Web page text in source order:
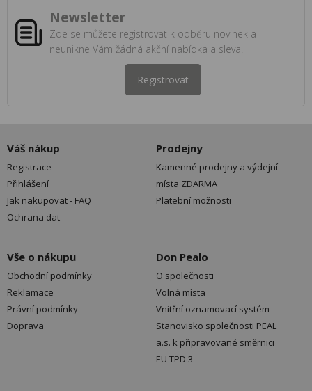
Newsletter
Zde se můžete registrovat k odběru novinek a
neunikne Vám žádná akční nabídka a sleva!
Registrovat
Váš nákup
Registrace
Přihlášení
Jak nakupovat - FAQ
Ochrana dat
Prodejny
Kamenné prodejny a výdejní
místa ZDARMA
Platební možnosti
Vše o nákupu
Obchodní podmínky
Reklamace
Právní podmínky
Doprava
Don Pealo
O společnosti
Volná místa
Vnitřní oznamovací systém
Stanovisko společnosti PEAL
a.s. k připravované směrnici
EU TPD 3